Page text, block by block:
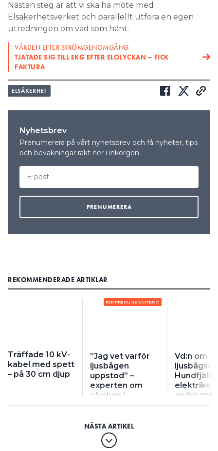
Nästan steg är att vi ska ha möte med
Elsäkerhetsverket och parallellt utföra en egen
utredningen om vad som hänt.
VÅRDEN EFTER STRÖMGENOMGÅNG
TJATADE SIG TILL EKG EFTER ELOLYCKAN – FICK
FAKTURA
ELSÄKERHET
Nyhetsbrev
Prenumerera på vårt nyhetsbrev och få nyheter, tips
och bevakningar rakt ner i inkorgen
REKOMMENDERADE ARTIKLAR
Träffade 10 kV-
kabel med spett
– på 30 cm djup
FÖR PRENUMERANTER
”Jag vet varför
ljusbågen
uppstod” –
experten om
olyckan i
Hundfjället
Vd:n om
elektriker
andra